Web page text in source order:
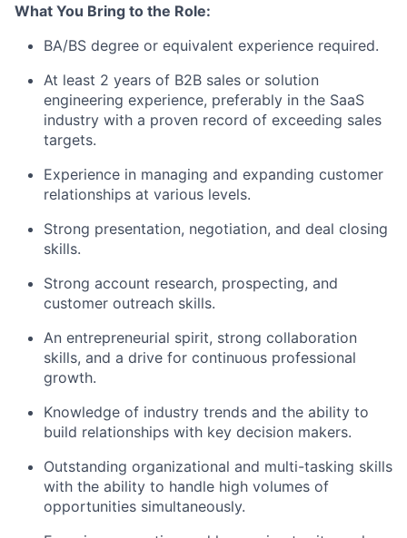
What You Bring to the Role:
BA/BS degree or equivalent experience required.
At least 2 years of B2B sales or solution
engineering experience, preferably in the SaaS
industry with a proven record of exceeding sales
targets.
Experience in managing and expanding customer
relationships at various levels.
Strong presentation, negotiation, and deal closing
skills.
Strong account research, prospecting, and
customer outreach skills.
An entrepreneurial spirit, strong collaboration
skills, and a drive for continuous professional
growth.
Knowledge of industry trends and the ability to
build relationships with key decision makers.
Outstanding organizational and multi-tasking skills
with the ability to handle high volumes of
opportunities simultaneously.